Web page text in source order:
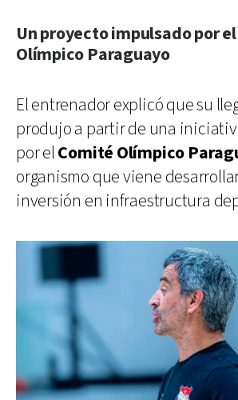
Un proyecto impulsado por
Olímpico Paraguayo
El entrenador explicó que su
produjo a partir de una
por elComité Olímpico
organismo que viene
inversión en infraestructura